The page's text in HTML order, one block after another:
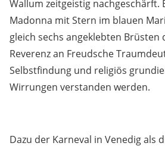
Wallum zeitgeistig nachgeschärft.
Madonna mit Stern im blauen
gleich sechs angeklebten Brüsten
Reverenz an Freudsche
Selbstfindung und religiös
Wirrungen verstanden werden.
Dazu der Karneval in Venedig als